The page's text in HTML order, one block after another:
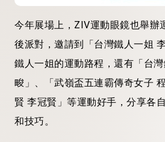
今年展場上，ZIV運動眼鏡也舉辦
後派對，邀請到「台灣鐵人一姐
鐵人一姐的運動路程，還有「台
畯」、「武嶺盃五連霸傳奇女子
賢 李冠賢」等運動好手，分享各
和技巧。